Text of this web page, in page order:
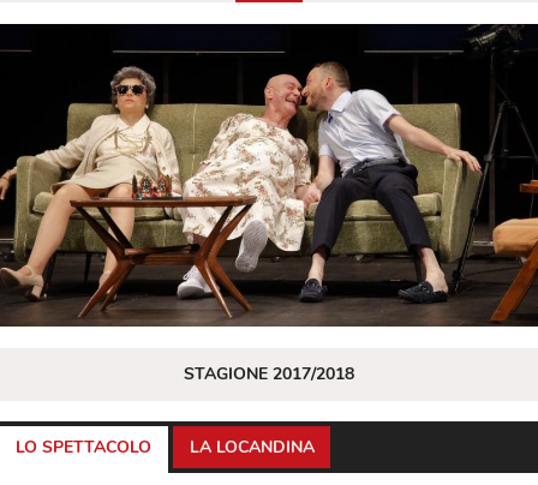
STAGIONE 2017/2018
LO SPETTACOLO LA LOCANDINA